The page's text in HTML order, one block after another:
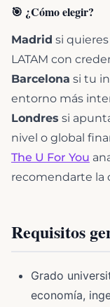
🎯 ¿Cómo elegir?
Madrid si
LATAM con
Barcelona si tu
entorno más
Londres si
nivel o global
The U For You
recomendarte la
Requisitos
Grado
economía,